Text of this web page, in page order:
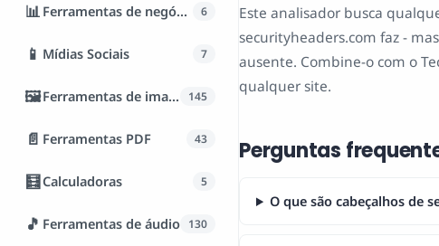
📊 Ferramentas de negócios 6
📱 Mídias Sociais 7
🖼️ Ferramentas de imagem 145
📄 Ferramentas PDF 43
🧮Calculadoras 5
🎵 Ferramentas de áudio 130
Este analisador busca
securityheaders.com faz -
ausente. Combine-o com o
qualquer site.
Perguntas
O que são cabeçalhos de